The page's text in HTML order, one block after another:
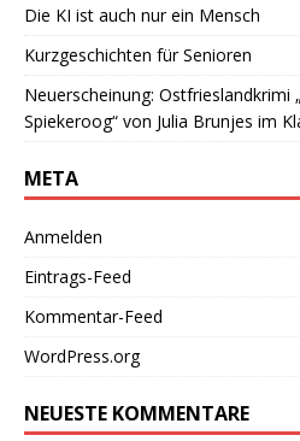
Die KI ist auch nur ein Mensch
Kurzgeschichten für Senioren
Neuerscheinung: Ostfrieslandkrimi
Spiekeroog“ von Julia Brunjes im
META
Anmelden
Eintrags-Feed
Kommentar-Feed
WordPress.org
NEUESTE KOMMENTARE